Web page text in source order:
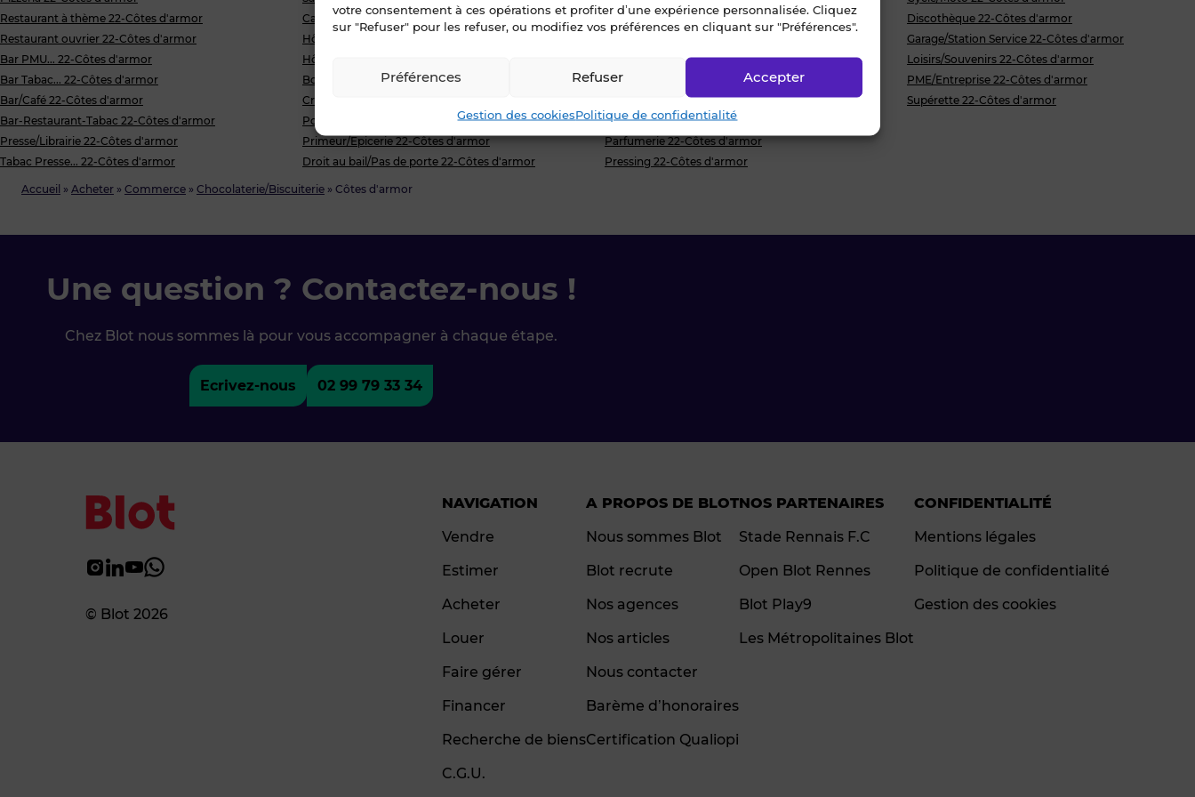
votre consentement à ces opérations et profiter d’une expérience personnalisée. Cliquez
sur "Refuser" pour les refuser, ou modifiez vos préférences en cliquant sur "Préférences".
Accepter
Refuser
Préférences
Gestion des cookiesPolitique de confidentialité
Accueil » Acheter » Commerce » Chocolaterie/Biscuiterie » Côtes d'armor
Restaurant à thème 22-Côtes d'armor
Restaurant ouvrier 22-Côtes d'armor
Bar PMU... 22-Côtes d'armor
Bar Tabac... 22-Côtes d'armor
Bar/Café 22-Côtes d'armor
Bar-Restaurant-Tabac 22-Côtes d'armor
Presse/Librairie 22-Côtes d'armor
Tabac Presse... 22-Côtes d'armor
Camping 22-Côtes d'armor
Hôtel 22-Côtes d'armor
Hôtel Restaurant 22-Côtes d'armor
Boucherie Charcuterie Traiteur 22-Côtes d'armor
Crèmerie/Fromagerie 22-Côtes d'armor
Poissonnerie 22-Côtes d'armor
Primeur/Epicerie 22-Côtes d'armor
Droit au bail/Pas de porte 22-Côtes d'armor
Bijouterie 22-Côtes d'armor
Coiffure/Esthétique 22-Côtes d'armor
Décoration/Ameublement 22-Côtes d'armor
Fleuriste 22-Côtes d'armor
Multiservices/Mercerie 22-Côtes d'armor
Parfumerie 22-Côtes d'armor
Pressing 22-Côtes d'armor
Discothèque 22-Côtes d'armor
Garage/Station Service 22-Côtes d'armor
Loisirs/Souvenirs 22-Côtes d'armor
PME/Entreprise 22-Côtes d'armor
Supérette 22-Côtes d'armor
Une question ? Contactez-nous !
Chez Blot nous sommes là pour vous accompagner à chaque étape.
Ecrivez-nous 02 99 79 33 34
© Blot 2026
NAVIGATION
Vendre
Estimer
Acheter
Louer
Faire gérer
Financer
Recherche de biens
C.G.U.
A PROPOS DE BLOT
Nous sommes Blot
Blot recrute
Nos agences
Nos articles
Nous contacter
Barème d’honoraires
Certification Qualiopi
NOS PARTENAIRES
Stade Rennais F.C
Open Blot Rennes
Blot Play9
Les Métropolitaines Blot
CONFIDENTIALITÉ
Mentions légales
Politique de confidentialité
Gestion des cookies